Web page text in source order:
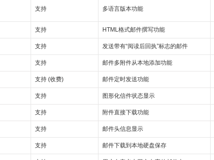
支持 多语言版本功能
支持 HTML格式邮件撰写功能
支持 发送带有“阅读后回执”标志的邮件
支持 邮件多附件从本地添加功能
支持 (收费) 邮件定时发送功能
支持 图形化信件状态显示
支持 附件直接下载功能
支持 邮件头信息显示
支持 邮件下载到本地硬盘保存